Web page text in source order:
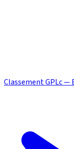
Classement GPLc —